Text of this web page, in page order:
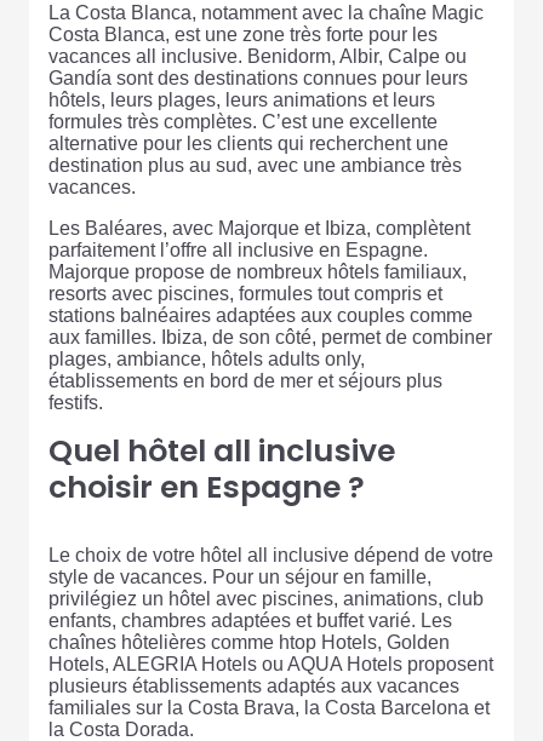
La Costa Blanca, notamment avec la chaîne Magic
Costa Blanca, est une zone très forte pour les
vacances all inclusive. Benidorm, Albir, Calpe ou
Gandía sont des destinations connues pour leurs
hôtels, leurs plages, leurs animations et leurs
formules très complètes. C’est une excellente
alternative pour les clients qui recherchent une
destination plus au sud, avec une ambiance très
vacances.
Les Baléares, avec Majorque et Ibiza, complètent
parfaitement l’offre all inclusive en Espagne.
Majorque propose de nombreux hôtels familiaux,
resorts avec piscines, formules tout compris et
stations balnéaires adaptées aux couples comme
aux familles. Ibiza, de son côté, permet de combiner
plages, ambiance, hôtels adults only,
établissements en bord de mer et séjours plus
festifs.
Quel hôtel all inclusive
choisir en Espagne ?
Le choix de votre hôtel all inclusive dépend de votre
style de vacances. Pour un séjour en famille,
privilégiez un hôtel avec piscines, animations, club
enfants, chambres adaptées et buffet varié. Les
chaînes hôtelières comme htop Hotels, Golden
Hotels, ALEGRIA Hotels ou AQUA Hotels proposent
plusieurs établissements adaptés aux vacances
familiales sur la Costa Brava, la Costa Barcelona et
la Costa Dorada.